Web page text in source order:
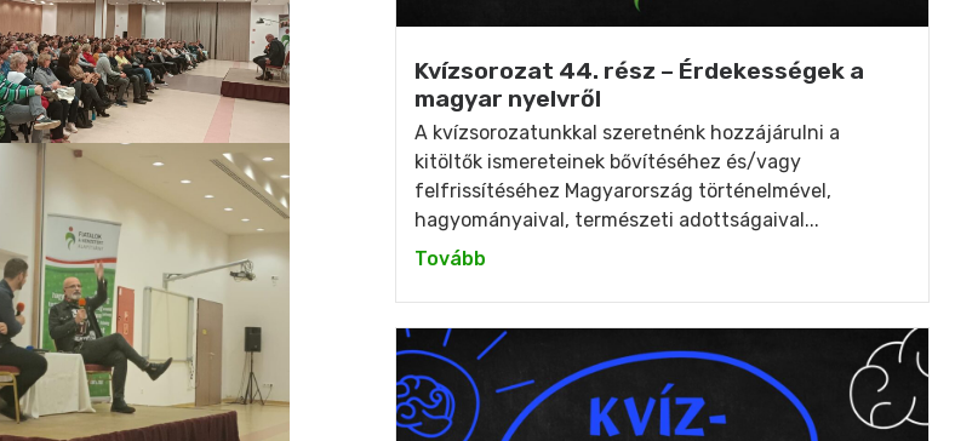
Kvízsorozat 44. rész – Érdekességek a
magyar nyelvről
A kvízsorozatunkkal szeretnénk hozzájárulni a
kitöltők ismereteinek bővítéséhez és/vagy
felfrissítéséhez Magyarország történelmével,
hagyományaival, természeti adottságaival...
Tovább